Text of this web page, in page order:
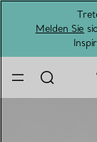
Melden Sie